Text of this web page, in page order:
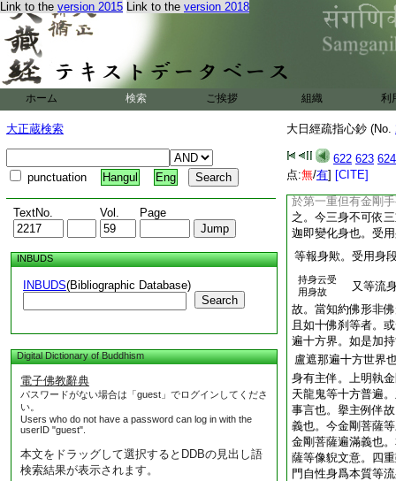
Link to the version 2015 Link to the version 2018
ホーム 検索 ご挨拶 組織 利
大正蔵検索
punctuation Hangul Eng
TextNo. Vol. Page
INBUDS
INBUDS(Bibliographic Database)
Search
Digital Dictionary of Buddhism
電子佛教辭典
パスワードがない場合は「guest」でログインしてくださ
い。
Users who do not have a password can log in with the
userID "guest".
本文をドラッグして選択するとDDBの見出し語
検索結果が表示されます。
大日經疏指心鈔 (No.
622 623 624
点:無/有] [CITE]
剛等即今等流身也
上金剛手等或自性
現佛身者受用變化
一第二重無佛身者
答。疏第六阿闍梨
菩薩。可通佛身歟
隱身爲第流身。其
聖者第一重三點眷
第一 9 重伊字三
一重三聖等取外部
於第一重但有金剛
之。今三身不可依
迦即變化身也。受
等報身歟。受用身
持身云受
用身故
又等流
故。當知約佛形非
且如十佛刹等者。
遍十方界。如是加
盧遮那遍十方世界
身有主伴。上明執
天龍鬼等十方普遍
事言也。擧主例伴
義也。今金剛菩薩
金剛菩薩遍滿義也
薩等像貎文意。四
門自性身爲本質等